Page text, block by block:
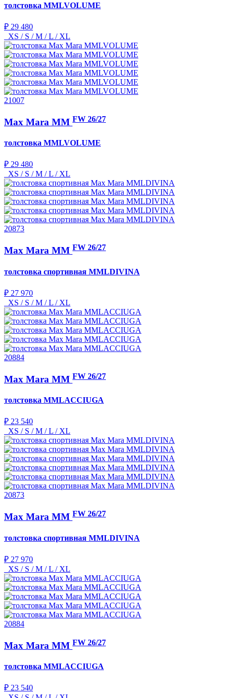
толстовка MMLVOLUME
₽ 29 480
XS / S / M / L / XL
21007
Max Mara MM FW 26/27
толстовка MMLVOLUME
₽ 29 480
XS / S / M / L / XL
20873
Max Mara MM FW 26/27
толстовка спортивная MMLDIVINA
₽ 27 970
XS / S / M / L / XL
20884
Max Mara MM FW 26/27
толстовка MMLACCIUGA
₽ 23 540
XS / S / M / L / XL
20873
Max Mara MM FW 26/27
толстовка спортивная MMLDIVINA
₽ 27 970
XS / S / M / L / XL
20884
Max Mara MM FW 26/27
толстовка MMLACCIUGA
₽ 23 540